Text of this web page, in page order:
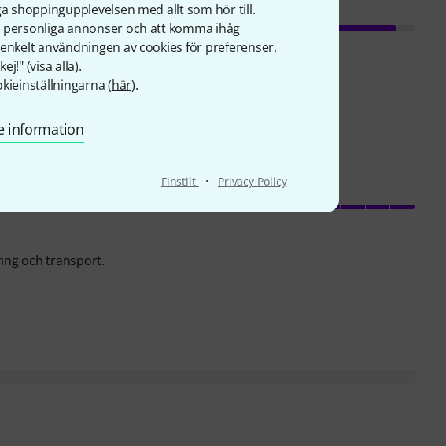
shoppingupplevelsen med allt som hör till.
annonser och att komma ihåg
användningen av cookies för preferenser,
(visa alla).
(här).
information
Finstilt · Privacy Policy
och transport.